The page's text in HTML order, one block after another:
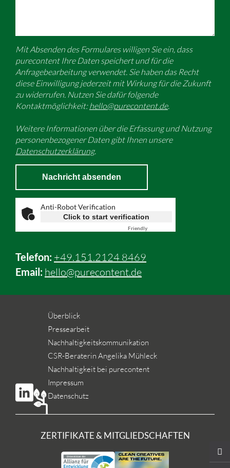
Mit Absenden des Formulares willigen Sie ein, dass
purecontent Ihre Daten speichert und für die
Anfragebearbeitung verwendet. Sie haben das Recht
diese Einwilligung jederzeit mit Wirkung für die Zukunft
zu widerrufen. Nutzen Sie dafür folgende
Kontaktmöglichkeit:hello@purecontent.de.
Weitere Informationen über die Erfassung und Nutzung
personenbezogener Daten gibt Ihnen unsere
Datenschutzerklärung.
Anti-Robot Verification
Click to start verification
Friendly
Telefon: +49.151.2124 8469
Email: hello@purecontent.de
Überblick
Pressearbeit
Nachhaltigkeitskommunikation
CSR-Beraterin Angelika Mühleck
Nachhaltigkeit bei purecontent
Impressum
Datenschutz
ZERTIFIKATE & MITGLIEDSCHAFTEN